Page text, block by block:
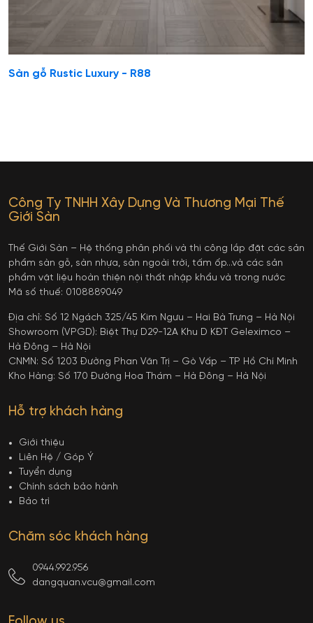
Sàn gỗ Rustic Luxury - R88
Công Ty TNHH Xây Dựng Và Thương Mại Thế
Giới Sàn
Thế Giới Sàn – Hệ thống phân phối và thi công lắp đặt các sản
phẩm sàn gỗ, sàn nhựa, sàn ngoài trời, tấm ốp…và các sản
phẩm vật liệu hoàn thiện nội thất nhập khẩu và trong nước
Mã số thuế: 0108889049
Địa chỉ: Số 12 Ngách 325/45 Kim Ngưu – Hai Bà Trưng – Hà Nội
Showroom (VPGD): Biệt Thự D29-12A Khu D KĐT Geleximco –
Hà Đông – Hà Nội
CNMN: Số 1203 Đường Phan Văn Trị – Gò Vấp – TP Hồ Chí Minh
Kho Hàng: Số 170 Đường Hoa Thám – Hà Đông – Hà Nội
Hỗ trợ khách hàng
Giới thiệu
Liên Hệ / Góp Ý
Tuyển dụng
Chính sách bảo hành
Bảo trì
Chăm sóc khách hàng
0944.992.956
dangquan.vcu@gmail.com